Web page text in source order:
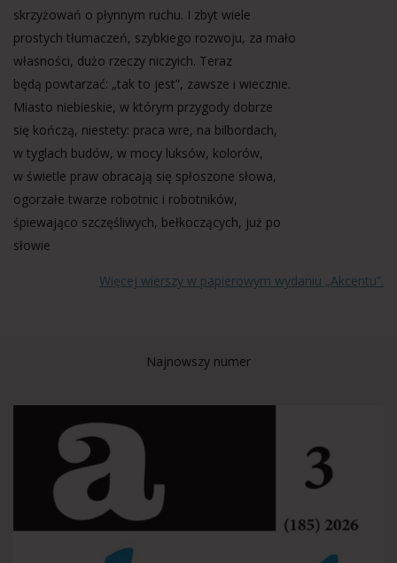
skrzyżowań o płynnym ruchu. I zbyt wiele
prostych tłumaczeń, szybkiego rozwoju, za mało
własności, dużo rzeczy niczyich. Teraz
będą powtarzać: „tak to jest”, zawsze i wiecznie.
Miasto niebieskie, w którym przygody dobrze
się kończą, niestety: praca wre, na bilbordach,
w tyglach budów, w mocy luksów, kolorów,
w świetle praw obracają się spłoszone słowa,
ogorzałe twarze robotnic i robotników,
śpiewająco szczęśliwych, bełkoczących, już po
słowie
Więcej wierszy w papierowym wydaniu „Akcentu”.
Najnowszy numer